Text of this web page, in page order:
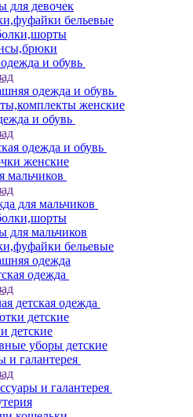
для девочек
бельевые
и обувь
одежда и обувь
женские
и обувь
одежда и обувь
женские
мальчиков
для мальчиков
для мальчиков
бельевые
одежда
одежда
детская одежда
детские
детские
уборы детские
и галантерея
и галантерея